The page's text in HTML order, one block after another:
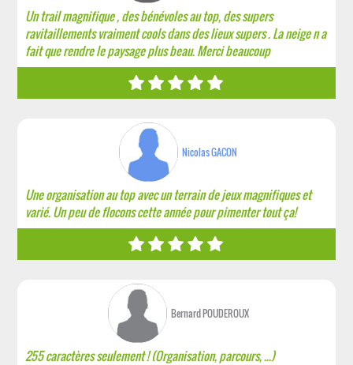
Un trail magnifique , des bénévoles au top, des supers
ravitaillements vraiment cools dans des lieux supers . La neige n a
fait que rendre le paysage plus beau. Merci beaucoup
Nicolas GACON
Une organisation au top avec un terrain de jeux magnifiques et
varié. Un peu de flocons cette année pour pimenter tout ça!
Bernard POUDEROUX
255 caractères seulement ! (Organisation, parcours, ...)